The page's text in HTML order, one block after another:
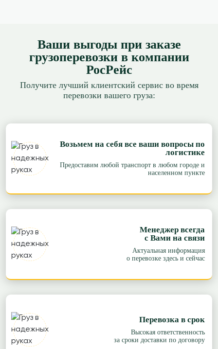
Ваши выгоды при заказе
грузоперевозки в компании
РосРейс
Получите лучший клиентский сервис во время
перевозки вашего груза:
Возьмем на себя все ваши вопросы по
логистике
Предоставим любой транспорт в любом городе и
населенном пункте
Менеджер всегда
с Вами на связи
Актуальная информация
о перевозке здесь и сейчас
Перевозка в срок
Высокая ответственность
за сроки доставки по договору